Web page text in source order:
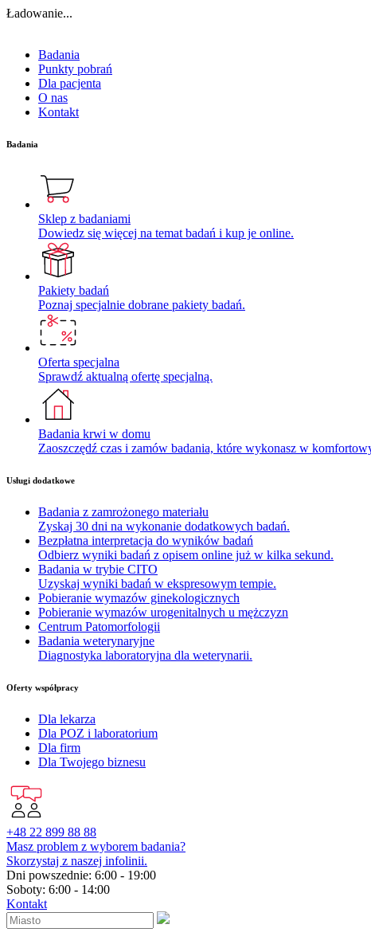
Ładowanie...
Badania
Punkty pobrań
Dla pacjenta
O nas
Kontakt
Badania
Sklep z badaniami
Dowiedz się więcej na temat badań i kup je online.
Pakiety badań
Poznaj specjalnie dobrane pakiety badań.
Oferta specjalna
Sprawdź aktualną ofertę specjalną.
Badania krwi w domu
Zaoszczędź czas i zamów badania, które wykonasz w
Usługi dodatkowe
Badania z zamrożonego materiału
Zyskaj 30 dni na wykonanie dodatkowych badań.
Bezpłatna interpretacja do wyników badań
Odbierz wyniki badań z opisem online już w kilka sekund.
Badania w trybie CITO
Uzyskaj wyniki badań w ekspresowym tempie.
Pobieranie wymazów ginekologicznych
Pobieranie wymazów urogenitalnych u mężczyzn
Centrum Patomorfologii
Badania weterynaryjne
Diagnostyka laboratoryjna dla weterynarii.
Oferty współpracy
Dla lekarza
Dla POZ i laboratorium
Dla firm
Dla Twojego biznesu
+48 22 899 88 88
Masz problem z wyborem badania?
Skorzystaj z naszej infolinii.
Dni powszednie: 6:00 - 19:00
Soboty: 6:00 - 14:00
Kontakt